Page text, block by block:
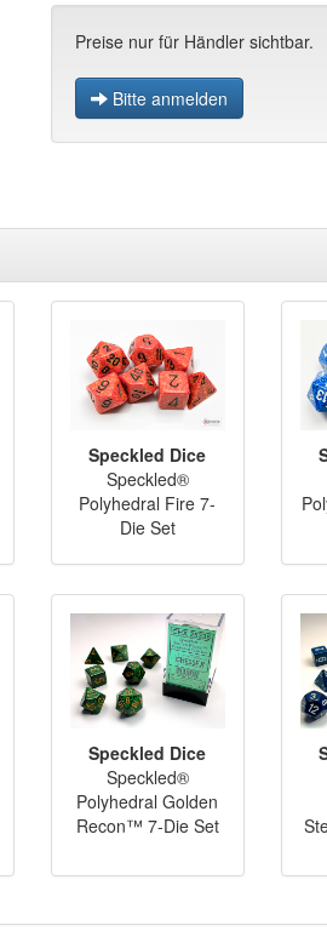
Preise nur für Händler sichtbar.
Bitte anmelden
Speckled Dice
Speckled®
Polyhedral Fire 7-
Die Set
Speckled Dice
Speckled®
Polyhedral Golden
Recon™ 7-Die Set